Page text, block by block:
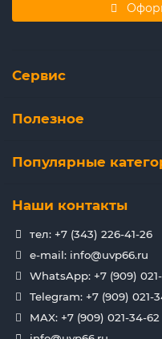
Сервис
Полезное
Популярные
Наши контакты
тел: +7 (343) 226-41-26
e-mail: info@uvp66.ru
WhatsApp: +7 (909)
Telegram: +7 (909) 021-
MAX: +7 (909) 021-34-62